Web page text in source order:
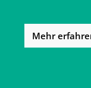
Mehr